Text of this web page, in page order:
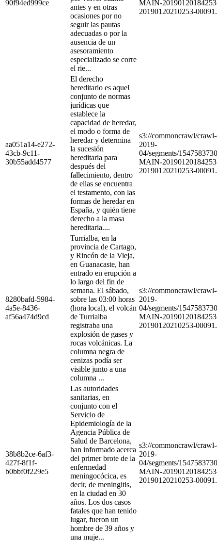
90f94ed999ce
antes y en otras
ocasiones por no
seguir las pautas
adecuadas o por la
ausencia de un
asesoramiento
especializado se corre
el rie...
MAIN-
20190120210253-
aa051a14-e272-
43cb-9c11-
30b55add4577
El derecho
hereditario es aquel
conjunto de normas
jurídicas que
establece la
capacidad de heredar,
el modo o forma de
heredar y determina
la sucesión
hereditaria para
después del
fallecimiento, dentro
de ellas se encuentra
el testamento, con las
formas de heredar en
España, y quién tiene
derecho a la masa
hereditaria....
s3://commoncrawl/
2019-
04/segments/
MAIN-
20190120210253-
8280bafd-5984-
4a5e-8436-
af56a474d9cd
Turrialba, en la
provincia de Cartago,
y Rincón de la Vieja,
en Guanacaste, han
entrado en erupción a
lo largo del fin de
semana. El sábado,
sobre las 03:00 horas
(hora local), el volcán
de Turrialba
registraba una
explosión de gases y
rocas volcánicas. La
columna negra de
cenizas podía ser
visible junto a una
columna ...
s3://commoncrawl/
2019-
04/segments/
MAIN-
20190120210253-
38b8b2ce-6af3-
427f-8f1f-
b0bbf0f229e5
Las autoridades
sanitarias, en
conjunto con el
Servicio de
Epidemiología de la
Agencia Pública de
Salud de Barcelona,
han informado acerca
del primer brote de la
enfermedad
meningocócica, es
decir, de meningitis,
en la ciudad en 30
años. Los dos casos
fatales que han tenido
lugar, fueron un
hombre de 39 años y
una muje...
s3://commoncrawl/
2019-
04/segments/
MAIN-
20190120210253-